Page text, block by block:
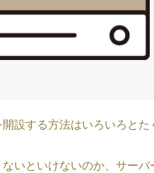
設する方法はいろいろとた
いといけないのか、サーバ